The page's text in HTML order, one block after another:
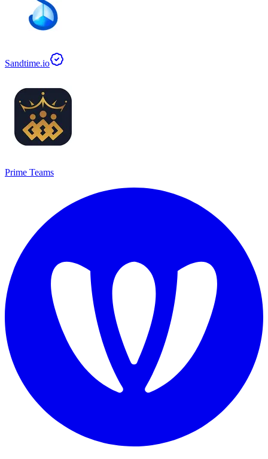
Sandtime.io
Prime Teams